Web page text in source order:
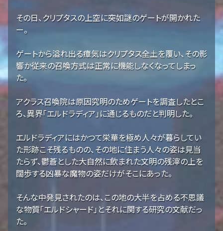
その日、クリプタスの上空に突如謎のゲートが開かれた
ー。
ゲートから溢れ出る瘴気はクリプタス全土を覆い、その影
響か従来の召喚方式は正常に機能しなくなってしまっ
た。
アクラス召喚院は原因究明のためゲートを調査したとこ
ろ、異界「エルドラディア」に通じるものだと判明した。
エルドラディアにはかつて栄華を極め人々が暮らしてい
た形跡こそ残るものの、その地に住まう人々の姿は見当
たらず、鬱蒼とした大自然に飲まれた文明の残滓の上を
闊歩する凶暴な魔物の姿だけがそこにあった。
そんな中発見されたのは、この地の大半を占める不思議
な物質「エルドシャード」とそれに関する研究の文献だっ
た。